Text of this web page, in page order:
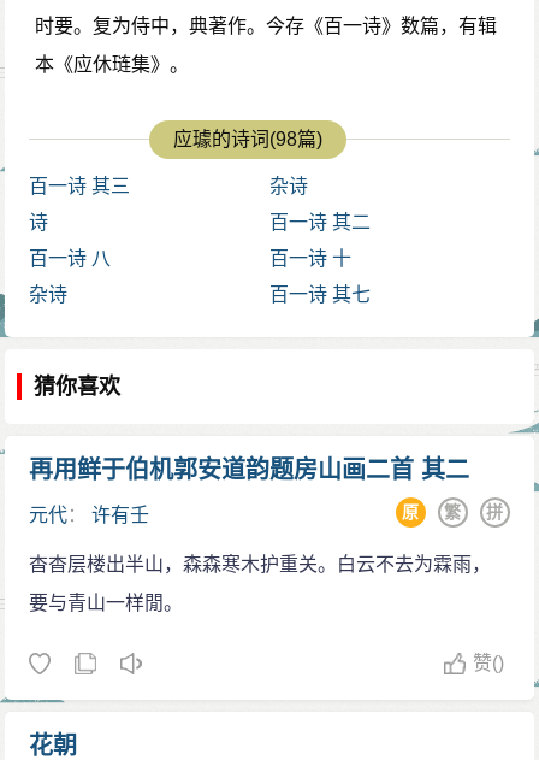
时要。复为侍中，典著作。今存《百一诗》数篇，有辑
本《应休琏集》。
应璩的诗词(98篇)
百一诗 其三
杂诗
诗
百一诗 其二
百一诗 八
百一诗 十
杂诗
百一诗 其七
猜你喜欢
再用鲜于伯机郭安道韵题房山画二首 其二
元代：许有壬 拼
繁
原
杳杳层楼出半山，森森寒木护重关。白云不去为霖雨，
要与青山一样閒。
赞()
花朝